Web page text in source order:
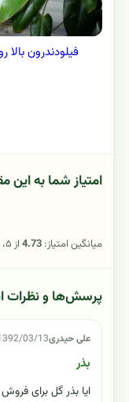
فیلودندرون بالا
امتیاز شما به این
میانگین امتیاز: 4.73از ۵، بر اساس
پرسش‌ها و نظرات
علی حیدری03/13
بذر
ایا بذر گل برای فروش